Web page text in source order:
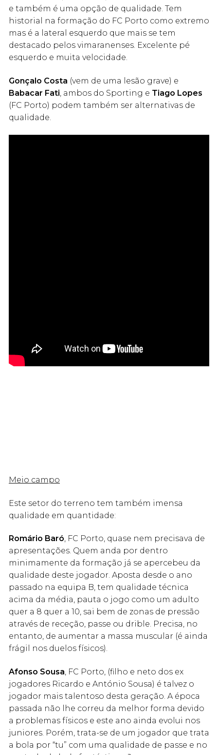
e também é uma opção de qualidade. Tem
historial na formação do FC Porto como extremo
mas é a lateral esquerdo que mais se tem
destacado pelos vimaranenses. Excelente pé
esquerdo e muita velocidade.
Gonçalo Costa (vem de uma lesão grave) e
Babacar Fati, ambos do Sporting e Tiago Lopes
(FC Porto) podem também ser alternativas de
qualidade.
Meio campo
Este setor do terreno tem também imensa
qualidade em quantidade:
Romário Baró, FC Porto, quase nem precisava de
apresentações. Quem anda por dentro
minimamente da formação já se apercebeu da
qualidade deste jogador. Aposta desde o ano
passado na equipa B, tem qualidade técnica
acima da média, pauta o jogo como um adulto
quer a 8 quer a 10, sai bem de zonas de pressão
através de receção, passe ou drible. Precisa, no
entanto, de aumentar a massa muscular (é ainda
frágil nos duelos físicos).
Afonso Sousa, FC Porto, (filho e neto dos ex
jogadores Ricardo e António Sousa) é talvez o
jogador mais talentoso desta geração. A época
passada não lhe correu da melhor forma devido
a problemas físicos e este ano ainda evolui nos
juniores. Porém, trata-se de um jogador que trata
a bola por “tu” com uma qualidade de passe e no